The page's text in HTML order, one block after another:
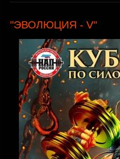
"ЭВОЛЮЦИЯ - V"